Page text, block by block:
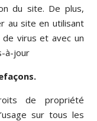
du site. De plus,
au site en utilisant
virus et avec un
à-jour
de propriété
sur tous les